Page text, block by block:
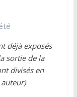
déjà exposés
sortie de la
divisés en